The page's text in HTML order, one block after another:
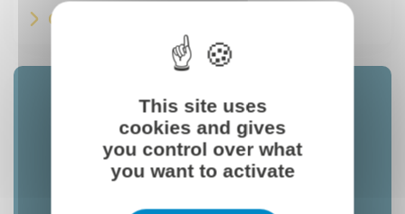
ÇA M'INTÉRESSE
This site uses
cookies and gives
you control over what
you want to activate